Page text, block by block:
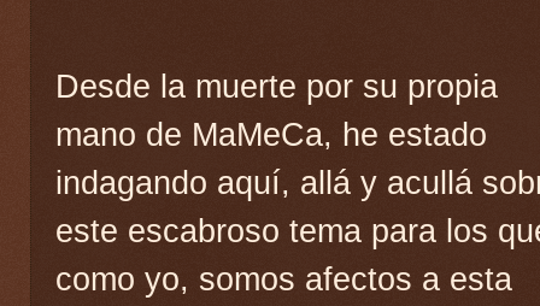
Desde la muerte por su propia
mano de MaMeCa, he estado
indagando aquí, allá y acullá
este escabroso tema para los
como yo, somos afectos a esta